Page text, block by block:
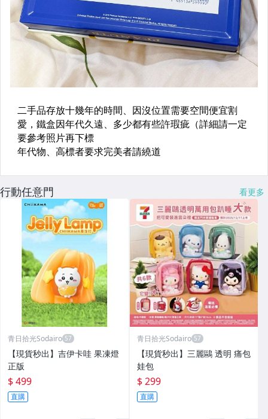
行動任意門 看更多
青日拾光Sodairo
⁠【現貨秒出】吉伊卡哇 果凍燈
正版
$ 499
直購
青日拾光Sodairo
⁠【現貨秒出】三麗鷗 透明 痛包
娃包
$ 299
直購